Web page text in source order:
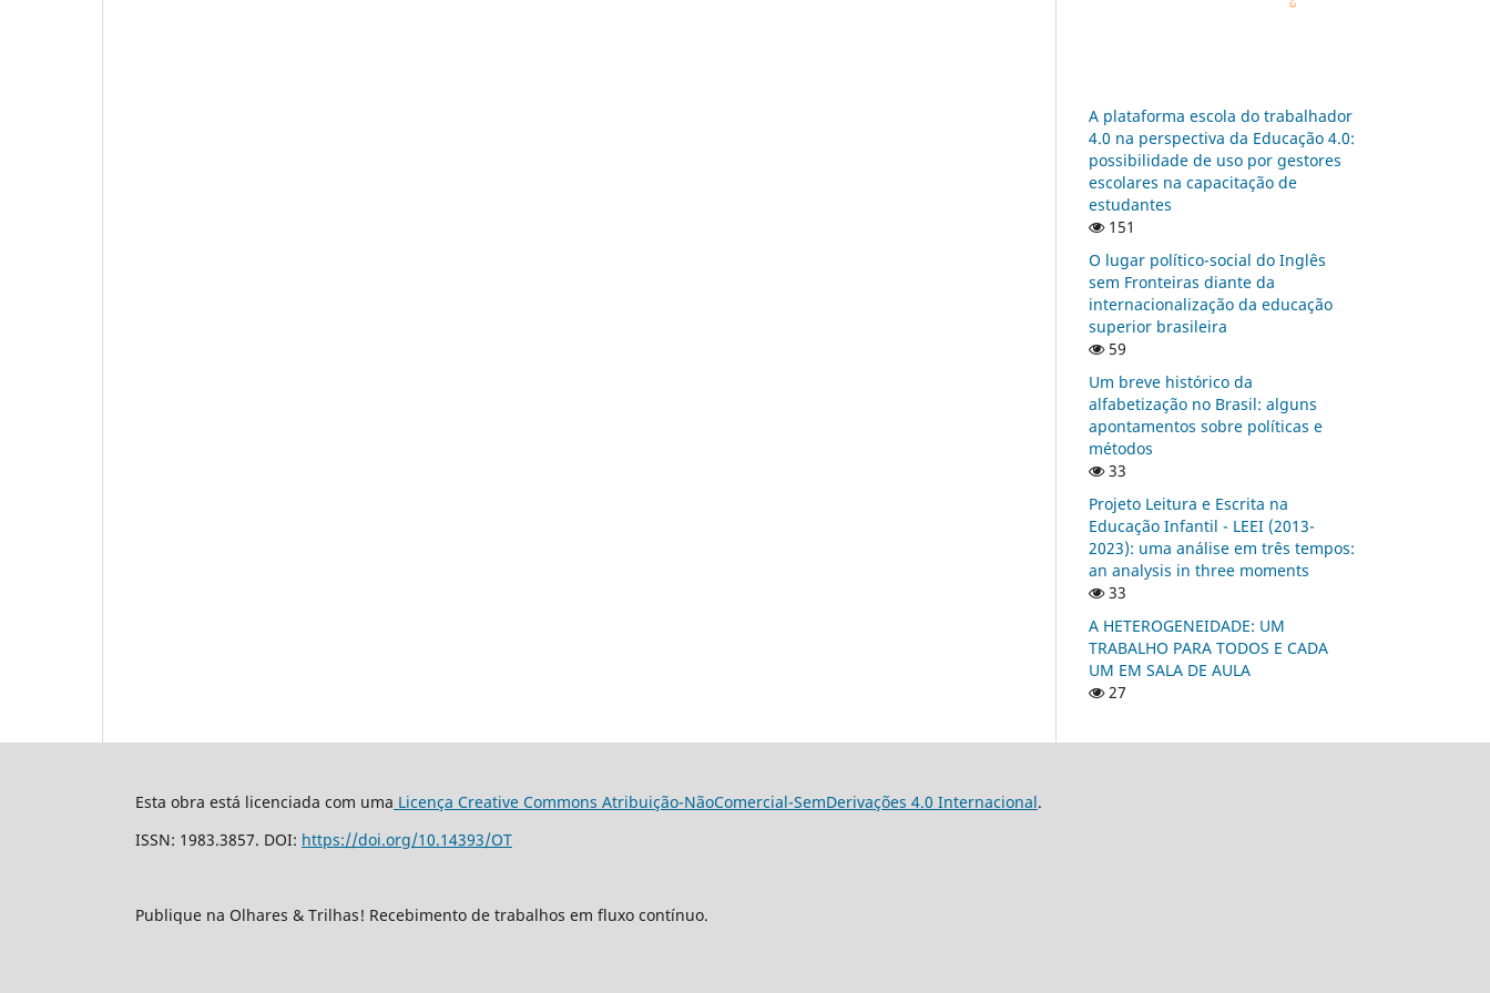
A plataforma escola do trabalhador
4.0 na perspectiva da Educação 4.0:
possibilidade de uso por gestores
escolares na capacitação de
estudantes
151
O lugar político-social do Inglês
sem Fronteiras diante da
internacionalização da educação
superior brasileira
59
Um breve histórico da
alfabetização no Brasil: alguns
apontamentos sobre políticas e
métodos
33
Projeto Leitura e Escrita na
Educação Infantil - LEEI (2013-
2023): uma análise em três tempos:
an analysis in three moments
33
A HETEROGENEIDADE: UM
TRABALHO PARA TODOS E CADA
UM EM SALA DE AULA
27
Esta obra está licenciada com uma Licença Creative Commons Atribuição-NãoComercial-SemDerivações 4.0 Internacional.
ISSN: 1983.3857. DOI: https://doi.org/10.14393/OT
Publique na Olhares & Trilhas! Recebimento de trabalhos em fluxo contínuo.